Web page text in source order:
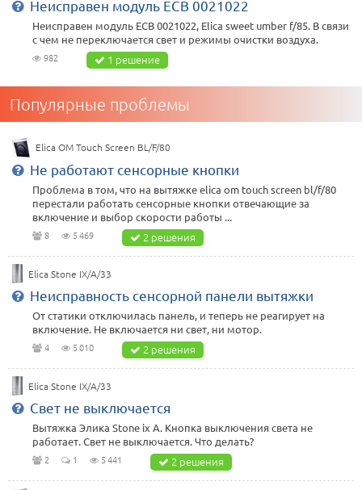
Неисправен модуль ECB 0021022
Неисправен модуль ECB 0021022, Elica sweet umber f/85. В связи
с чем не переключается свет и режимы очистки воздуха.
982 1 решение
Популярные проблемы
Elica OM Touch Screen BL/F/80
Не работают сенсорные кнопки
Проблема в том, что на вытяжке elica om touch screen bl/f/80
перестали работать сенсорные кнопки отвечающие за
включение и выбор скорости работы ...
8 5 469 2 решения
Elica Stone IX/A/33
Неисправность сенсорной панели вытяжки
От статики отключилась панель, и теперь не реагирует на
включение. Не включается ни свет, ни мотор.
4 5 010 2 решения
Elica Stone IX/A/33
Свет не выключается
Вытяжка Элика Stone ix A. Кнопка выключения света не
работает. Свет не выключается. Что делать?
2 1 5 441 2 решения